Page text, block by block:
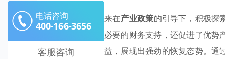
日喀则市近年来在产业政策的引导下，积极探
为企业提供了必要的财务支持，还促进了优
个行业企业受益，展现出强劲的恢复态势。
电话咨询
400-166-3656
客服咨询